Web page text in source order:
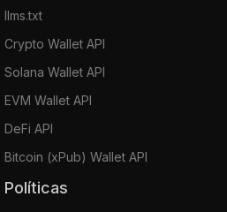
llms.txt
Crypto Wallet API
Solana Wallet API
EVM Wallet API
DeFi API
Bitcoin (xPub) Wallet API
Políticas